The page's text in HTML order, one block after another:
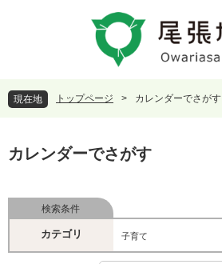
頭
で
飛
ば
本
現在地 トップページ > カレンダーでさがす
文
カレンダーでさがす
検索条件
カテゴリ 子育て